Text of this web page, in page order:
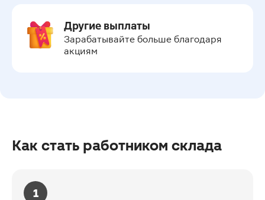
Другие выплаты
Зарабатывайте больше благодаря
акциям
Как стать работником склада
1